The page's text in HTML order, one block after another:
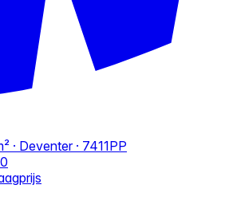
· Deventer · 7411PP